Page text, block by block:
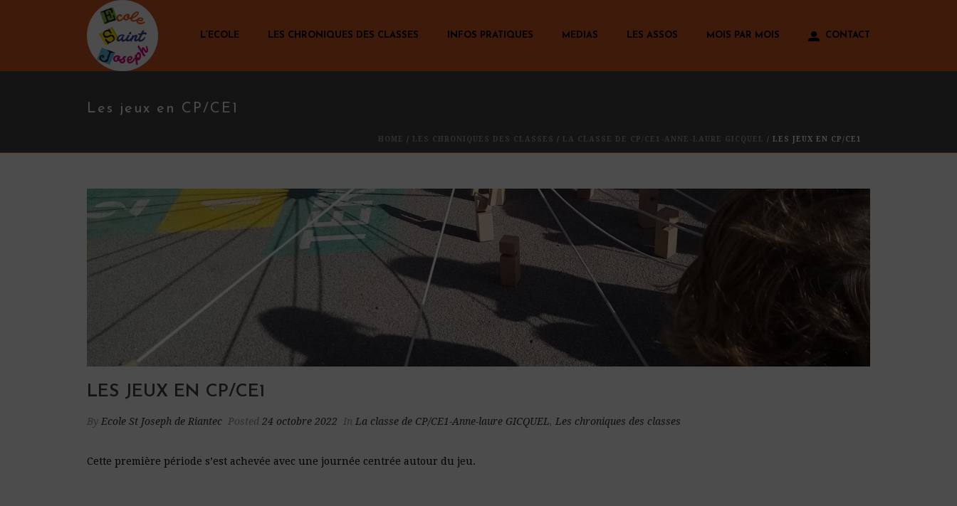
L’ECOLE LES CHRONIQUES DES CLASSES INFOS PRATIQUES MEDIAS LES ASSOS MOIS PAR MOIS CONTACT
Les jeux en CP/CE1
HOME / LES CHRONIQUES DES CLASSES / LA CLASSE DE CP/CE1-ANNE-LAURE GICQUEL / LES JEUX EN CP/CE1
LES JEUX EN CP/CE1
By Ecole St Joseph de Riantec Posted 24 octobre 2022 In La classe de CP/CE1-Anne-laure GICQUEL, Les chroniques des classes
Cette première période s’est achevée avec une journée centrée autour du jeu.